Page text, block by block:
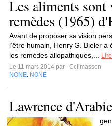
Les aliments sont
remèdes (1965)
Avant de proposer sa vision
l’être humain, Henry G. Bieler
les remèdes allopathiques,...
Le 11 mars 2014 par
Colimasson
NONE NONE
Lawrence d'Arabie